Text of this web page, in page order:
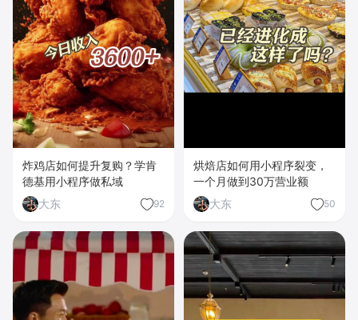
炸鸡店如何提升复购？学肯
德基用小程序做私域
大东
92
烘焙店如何用小程序裂变，
一个月做到30万营业额
大东
50